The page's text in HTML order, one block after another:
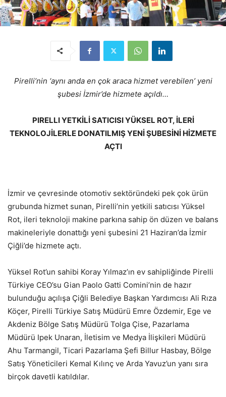
Pirelli’nin ‘aynı anda en çok araca hizmet verebilen’ yeni
şubesi İzmir’de hizmete açıldı…
PIRELLI YETKİLİ SATICISI YÜKSEL ROT, İLERİ
TEKNOLOJİLERLE DONATILMIŞ YENİ ŞUBESİNİ HİZMETE
AÇTI
İzmir ve çevresinde otomotiv sektöründeki pek çok ürün
grubunda hizmet sunan, Pirelli’nin yetkili satıcısı Yüksel
Rot, ileri teknoloji makine parkına sahip ön düzen ve balans
makineleriyle donattığı yeni şubesini 21 Haziran’da İzmir
Çiğli’de hizmete açtı.
Yüksel Rot’un sahibi Koray Yılmaz’ın ev sahipliğinde Pirelli
Türkiye CEO’su Gian Paolo Gatti Comini’nin de hazır
bulunduğu açılışa Çiğli Belediye Başkan Yardımcısı Ali Rıza
Köçer, Pirelli Türkiye Satış Müdürü Emre Özdemir, Ege ve
Akdeniz Bölge Satış Müdürü Tolga Çise, Pazarlama
Müdürü Ipek Unaran, İletisim ve Medya İlişkileri Müdürü
Ahu Tarmangil, Ticari Pazarlama Şefi Billur Hasbay, Bölge
Satış Yöneticileri Kemal Kılınç ve Arda Yavuz’un yanı sıra
birçok davetli katıldılar.